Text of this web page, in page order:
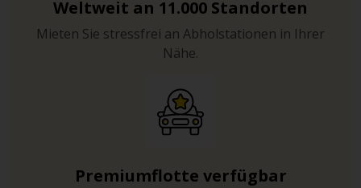
Weltweit an 11.000 Standorten
Mieten Sie stressfrei an Abholstationen in Ihrer
Nähe.
Premiumflotte verfügbar